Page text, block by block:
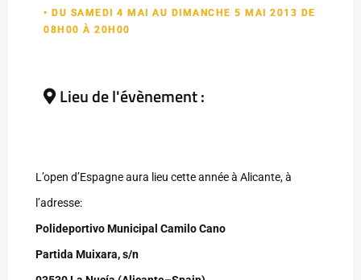
• DU SAMEDI 4 MAI AU DIMANCHE 5 MAI 2013 DE
08H00 À 20H00
Lieu de l'évènement :
L’open d’Espagne aura lieu cette année à Alicante, à
l’adresse:
Polideportivo Municipal Camilo Cano
Partida Muixara, s/n